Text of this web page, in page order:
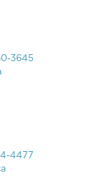
3645
4477